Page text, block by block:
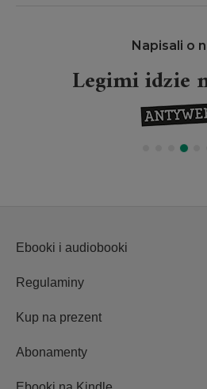
Napisali o
Legimi idzie
Ebooki i audiobooki
Regulaminy
Kup na prezent
Abonamenty